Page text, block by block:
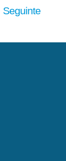
Seguinte